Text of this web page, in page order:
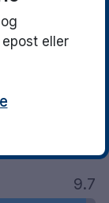
9.7
eller